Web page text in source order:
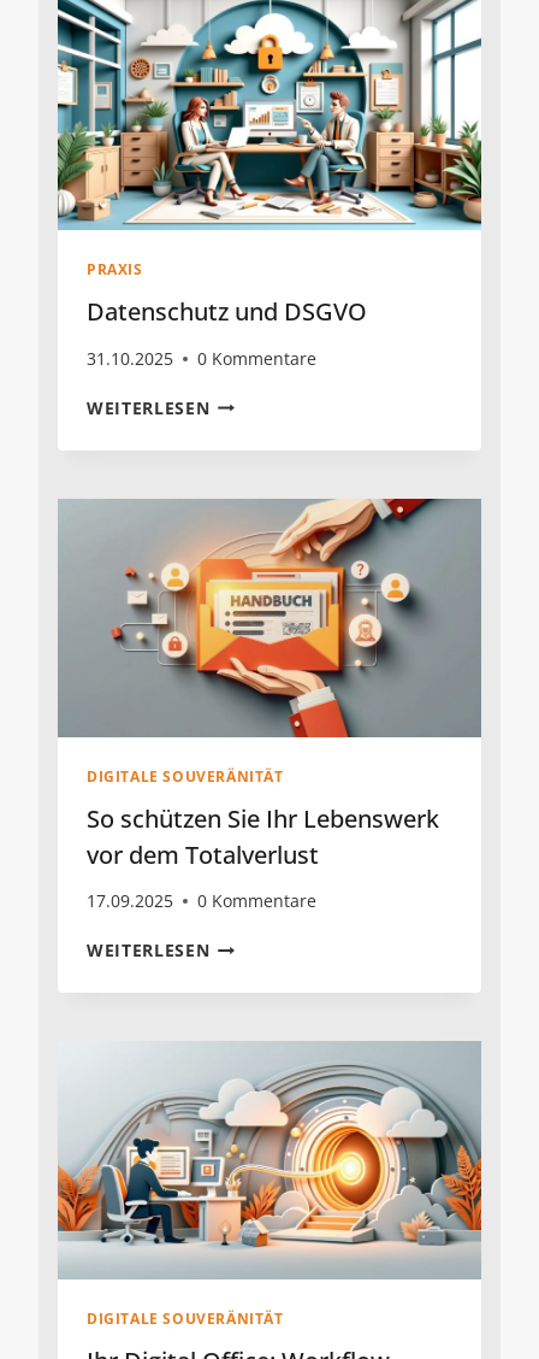
PRAXIS
Datenschutz und DSGVO
31.10.2025 0 Kommentare
WEITERLESENDATENSCHUTZ
DSGVO
DIGITALE SOUVERÄNITÄT
So schützen Sie Ihr Lebenswerk
vor dem Totalverlust
17.09.2025 0 Kommentare
WEITERLESENSO
SIE
LEBENSWERK
DEM
TOTALVERLUST
DIGITALE SOUVERÄNITÄT